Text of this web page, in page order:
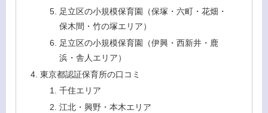
足立区の小規模保育園（保塚・六町・花畑・
保木間・竹の塚エリア）
足立区の小規模保育園（伊興・西新井・鹿
浜・舎人エリア）
東京都認証保育所の口コミ
千住エリア
江北・興野・本木エリア